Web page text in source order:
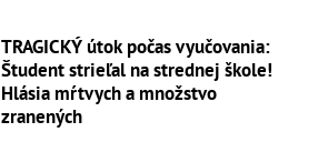
TRAGICKÝ útok počas vyučovania:
Študent strieľal na strednej škole!
Hlásia mŕtvych a množstvo
zranených